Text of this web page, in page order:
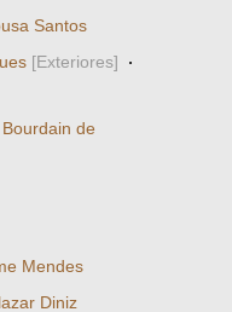
Santos
[Exteriores] ·
de
Mendes
Diniz